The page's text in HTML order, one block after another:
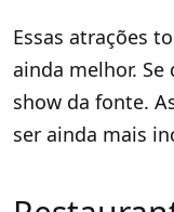
Essas atrações
ainda melhor. Se
show da fonte.
ser ainda mais